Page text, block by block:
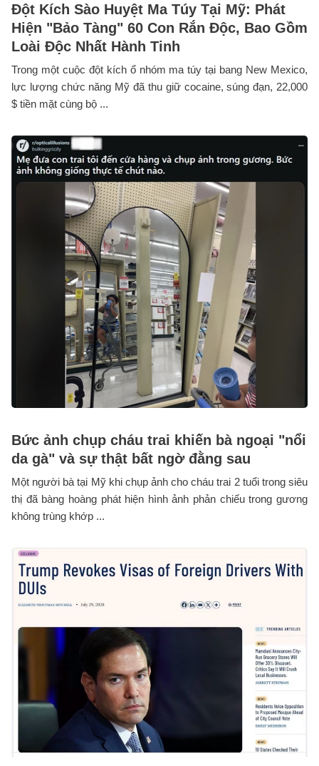
Đột Kích Sào Huyệt Ma Túy Tại Mỹ: Phát
Hiện "Bảo Tàng" 60 Con Rắn Độc, Bao Gồm
Loài Độc Nhất Hành Tinh
Trong một cuộc đột kích ổ nhóm ma túy tại bang New Mexico,
lực lượng chức năng Mỹ đã thu giữ cocaine, súng đạn, 22,000
$ tiền mặt cùng bộ ...
Bức ảnh chụp cháu trai khiến bà ngoại "nổi
da gà" và sự thật bất ngờ đằng sau
Một người bà tại Mỹ khi chụp ảnh cho cháu trai 2 tuổi trong siêu
thị đã bàng hoàng phát hiện hình ảnh phản chiếu trong gương
không trùng khớp ...